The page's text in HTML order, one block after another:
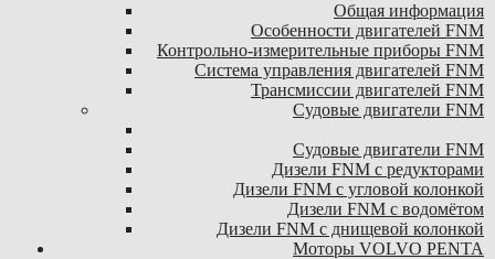
Общая информация
Особенности двигателей FNM
Контрольно-измерительные приборы FNM
Система управления двигателей FNM
Трансмиссии двигателей FNM
Судовые двигатели FNM
Судовые двигатели FNM
Дизели FNM с редукторами
Дизели FNM с угловой колонкой
Дизели FNM с водомётом
Дизели FNM с днищевой колонкой
Моторы VOLVO PENTA